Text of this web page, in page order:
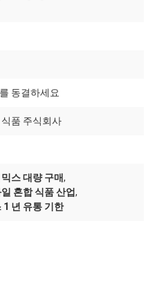
동결하세요
품 주식회사
스 대량 구매,
혼합 식품 산업,
1 년 유통 기한